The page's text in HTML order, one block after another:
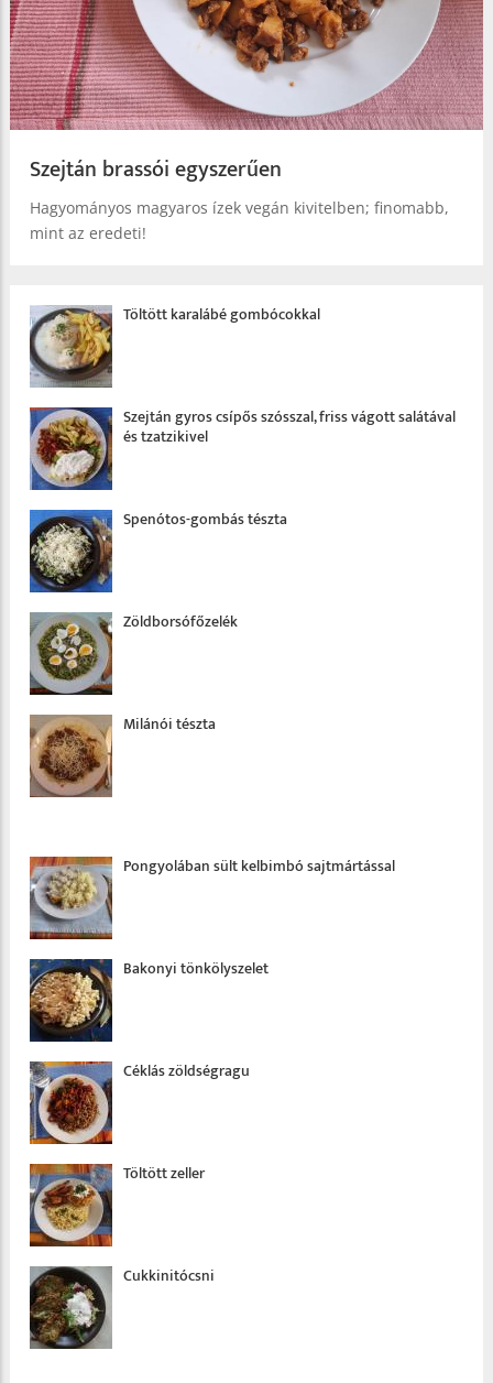
Szejtán brassói egyszerűen
Hagyományos magyaros ízek vegán kivitelben; finomabb,
mint az eredeti!
Töltött karalábé gombócokkal
Szejtán gyros csípős szósszal, friss vágott salátával
és tzatzikivel
Spenótos-gombás tészta
Zöldborsófőzelék
Milánói tészta
Pongyolában sült kelbimbó sajtmártással
Bakonyi tönkölyszelet
Céklás zöldségragu
Töltött zeller
Cukkinitócsni